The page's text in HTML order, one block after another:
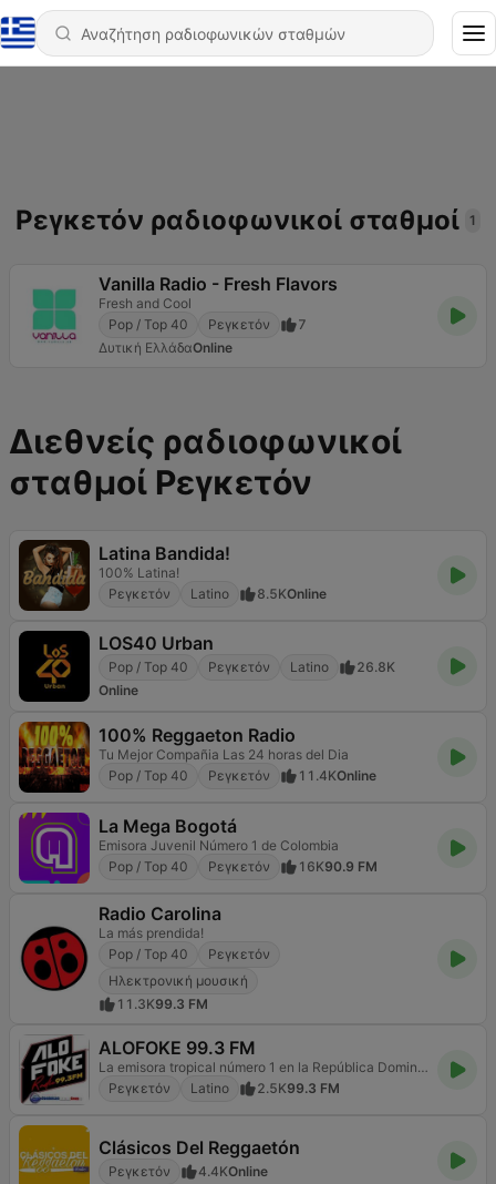
Ρεγκετόν ραδιοφωνικοί σταθμοί 1
Vanilla Radio - Fresh Flavors
Fresh and Cool
Pop / Top 40
Ρεγκετόν
7
Δυτική ΕλλάδαOnline
Διεθνείς ραδιοφωνικοί
σταθμοί Ρεγκετόν
Latina Bandida!
100% Latina!
Ρεγκετόν
Latino 8.5KOnline
LOS40 Urban
Pop / Top 40 Ρεγκετόν Latino
26.8K
Online
100% Reggaeton Radio
Tu Mejor Compañia Las 24 horas del Dia
Pop / Top 40
Ρεγκετόν 11.4KOnline
La Mega Bogotá
Emisora Juvenil Número 1 de Colombia
Pop / Top 40
Ρεγκετόν 16K90.9 FM
Radio Carolina
La más prendida!
Pop / Top 40
Ρεγκετόν
Ηλεκτρονική μουσική
11.3K99.3 FM
ALOFOKE 99.3 FM
La emisora tropical número 1 en la República Dominicana
Ρεγκετόν
Latino 2.5K99.3 FM
Clásicos Del Reggaetón
Ρεγκετόν 4.4KOnline